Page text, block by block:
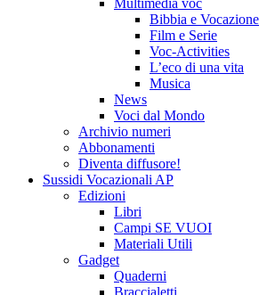
Multimedia voc
Bibbia e Vocazione
Film e Serie
Voc-Activities
L’eco di una vita
Musica
News
Voci dal Mondo
Archivio numeri
Abbonamenti
Diventa diffusore!
Sussidi Vocazionali AP
Edizioni
Libri
Campi SE VUOI
Materiali Utili
Gadget
Quaderni